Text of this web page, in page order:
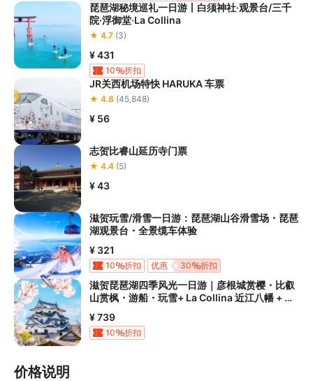
琵琶湖秘境巡礼一日游丨白须神社·观景台/三千
院·浮御堂·La Collina
★ 4.7 (3)
¥ 431
10 折扣
JR关西机场特快 HARUKA 车票
★ 4.8 (45,848)
¥ 56
志贺比睿山延历寺门票
★ 4.4 (5)
¥ 43
滋贺玩雪/滑雪一日游：琵琶湖山谷滑雪场・琵琶
湖观景台・全景缆车体验
¥ 321
10 折扣 30 折扣
优惠
滋贺琵琶湖四季风光一日游｜彦根城赏樱・比叡
山赏枫・游船・玩雪+ La Collina 近江八幡 + 奈
¥ 739
10 折扣
价格说明